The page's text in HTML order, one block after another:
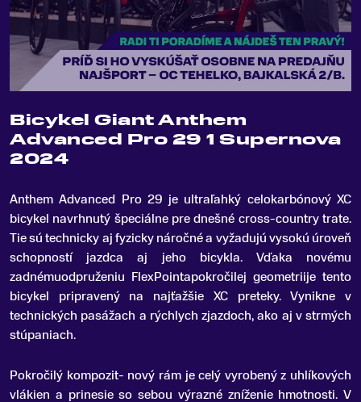
Bicykel Giant Anthem
Advanced Pro 29 1 Supernova
2024
Anthem Advanced Pro 29 je ultraľahký celokarbónový XC
bicykel navrhnutý špeciálne pre dnešné cross-country trate.
Tie sú technicky aj fyzicky náročné a vyžadujú vysokú úroveň
schopností jazdca aj jeho bicykla. Vďaka novému
zadnémuodpruženiu FlexPointapokročilej geometriije tento
bicykel pripravený na najťažšie XC preteky. Vynikne v
technických pasážach a rýchlych zjazdoch, ako aj v strmých
stúpaniach.
Pokročilý kompozit- nový rám je celý vyrobený z uhlíkových
vlákien a prinesie so sebou výrazné zníženie hmotnosti. V